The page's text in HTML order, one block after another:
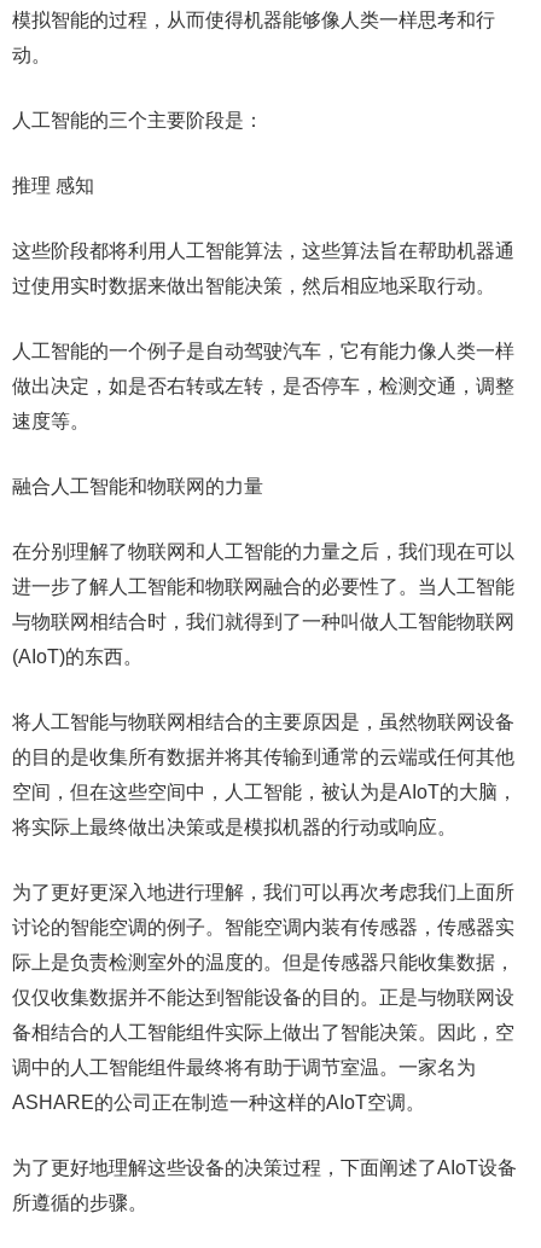
模拟智能的过程，从而使得机器能够像人类一样思考和行
动。
人工智能的三个主要阶段是：
推理 感知
这些阶段都将利用人工智能算法，这些算法旨在帮助机器通
过使用实时数据来做出智能决策，然后相应地采取行动。
人工智能的一个例子是自动驾驶汽车，它有能力像人类一样
做出决定，如是否右转或左转，是否停车，检测交通，调整
速度等。
融合人工智能和物联网的力量
在分别理解了物联网和人工智能的力量之后，我们现在可以
进一步了解人工智能和物联网融合的必要性了。当人工智能
与物联网相结合时，我们就得到了一种叫做人工智能物联网
(AIoT)的东西。
将人工智能与物联网相结合的主要原因是，虽然物联网设备
的目的是收集所有数据并将其传输到通常的云端或任何其他
空间，但在这些空间中，人工智能，被认为是AIoT的大脑，
将实际上最终做出决策或是模拟机器的行动或响应。
为了更好更深入地进行理解，我们可以再次考虑我们上面所
讨论的智能空调的例子。智能空调内装有传感器，传感器实
际上是负责检测室外的温度的。但是传感器只能收集数据，
仅仅收集数据并不能达到智能设备的目的。正是与物联网设
备相结合的人工智能组件实际上做出了智能决策。因此，空
调中的人工智能组件最终将有助于调节室温。一家名为
ASHARE的公司正在制造一种这样的AIoT空调。
为了更好地理解这些设备的决策过程，下面阐述了AIoT设备
所遵循的步骤。